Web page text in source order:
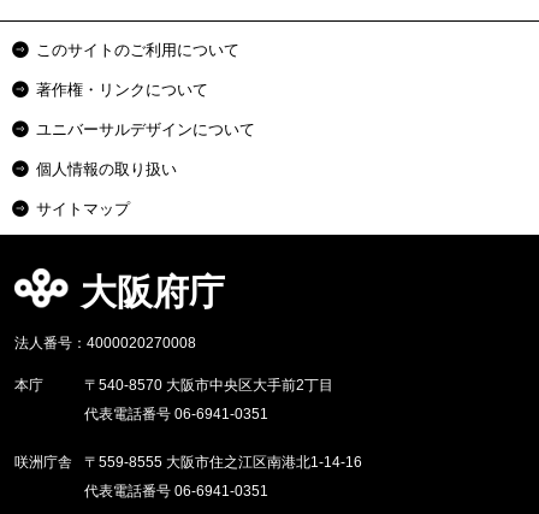
このサイトのご利用について
著作権・リンクについて
ユニバーサルデザインについて
個人情報の取り扱い
サイトマップ
大阪府庁
法人番号：4000020270008
本庁
〒540-8570 大阪市中央区大手前2丁目
代表電話番号 06-6941-0351
咲洲庁舎
〒559-8555 大阪市住之江区南港北1-14-16
代表電話番号 06-6941-0351